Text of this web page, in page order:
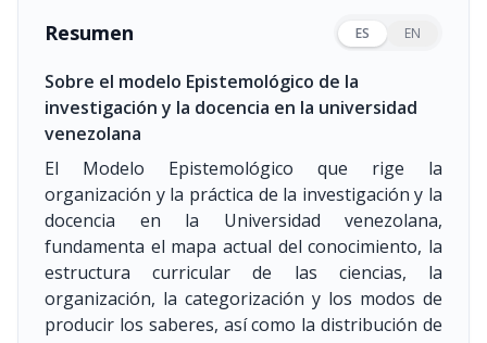
Resumen ES EN
Sobre el modelo Epistemológico de la
investigación y la docencia en la universidad
venezolana
El Modelo Epistemológico que rige la
organización y la práctica de la investigación y la
docencia en la Universidad venezolana,
fundamenta el mapa actual del conocimiento, la
estructura curricular de las ciencias, la
organización, la categorización y los modos de
producir los saberes, así como la distribución de